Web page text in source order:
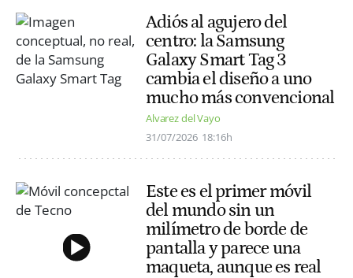
Adiós al agujero del
centro: la Samsung
Galaxy Smart Tag 3
cambia el diseño a uno
mucho más convencional
Alvarez del Vayo
31/07/2026 18:16h
Este es el primer móvil
del mundo sin un
milímetro de borde de
pantalla y parece una
maqueta, aunque es real